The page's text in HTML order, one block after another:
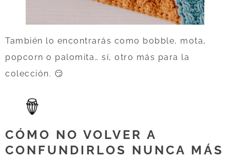
También lo encontrarás como bobble, mota,
popcorn o palomita… sí, otro más para la
colección. 😏
CÓMO NO VOLVER A
CONFUNDIRLOS NUNCA MÁS